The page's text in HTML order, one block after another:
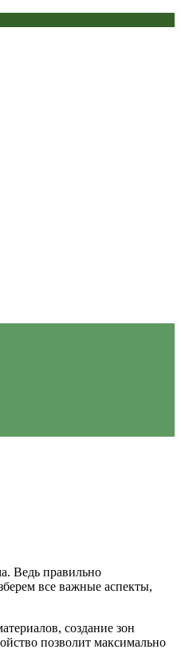
Ведь правильно
все важные аспекты,
создание зон
позволит максимально